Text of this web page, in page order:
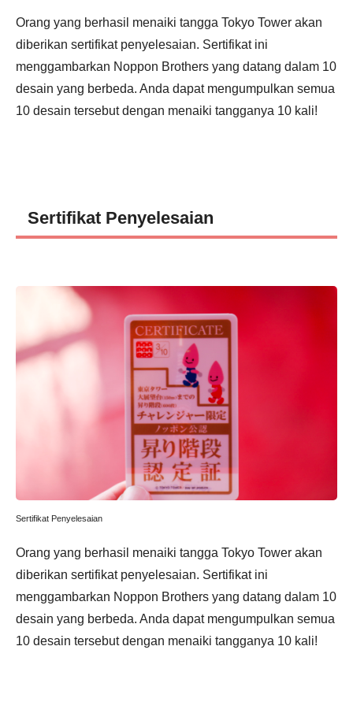
Orang yang berhasil menaiki tangga Tokyo Tower akan
diberikan sertifikat penyelesaian. Sertifikat ini
menggambarkan Noppon Brothers yang datang dalam 10
desain yang berbeda. Anda dapat mengumpulkan semua
10 desain tersebut dengan menaiki tangganya 10 kali!
Sertifikat Penyelesaian
Sertifikat Penyelesaian
Orang yang berhasil menaiki tangga Tokyo Tower akan
diberikan sertifikat penyelesaian. Sertifikat ini
menggambarkan Noppon Brothers yang datang dalam 10
desain yang berbeda. Anda dapat mengumpulkan semua
10 desain tersebut dengan menaiki tangganya 10 kali!